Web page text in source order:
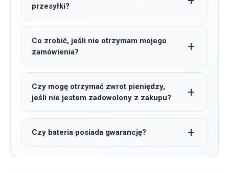
przesyłki?
Co zrobić, jeśli nie otrzymam mojego
zamówienia?
Czy mogę otrzymać zwrot pieniędzy,
jeśli nie jestem zadowolony z zakupu?
Czy bateria posiada gwarancję?